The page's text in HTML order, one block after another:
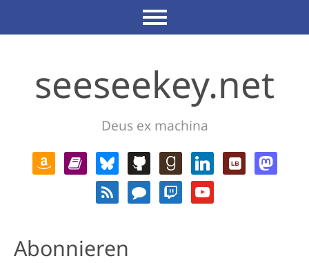
seeseekey.net
Deus ex machina
Abonnieren